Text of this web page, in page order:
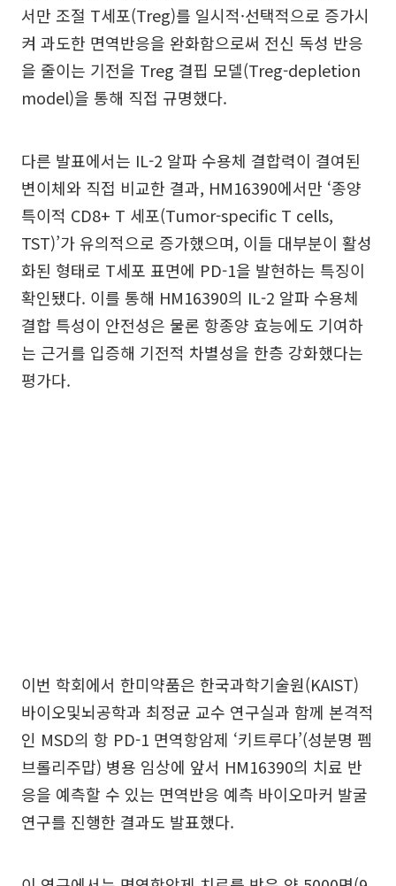
서만 조절 T세포(Treg)를 일시적·선택적으로 증가시
켜 과도한 면역반응을 완화함으로써 전신 독성 반응
을 줄이는 기전을 Treg 결핍 모델(Treg-depletion
model)을 통해 직접 규명했다.
다른 발표에서는 IL-2 알파 수용체 결합력이 결여된
변이체와 직접 비교한 결과, HM16390에서만 ‘종양
특이적 CD8+ T 세포(Tumor-specific T cells,
TST)’가 유의적으로 증가했으며, 이들 대부분이 활성
화된 형태로 T세포 표면에 PD-1을 발현하는 특징이
확인됐다. 이를 통해 HM16390의 IL-2 알파 수용체
결합 특성이 안전성은 물론 항종양 효능에도 기여하
는 근거를 입증해 기전적 차별성을 한층 강화했다는
평가다.
이번 학회에서 한미약품은 한국과학기술원(KAIST)
바이오및뇌공학과 최정균 교수 연구실과 함께 본격적
인 MSD의 항 PD-1 면역항암제 ‘키트루다’(성분명 펨
브롤리주맙) 병용 임상에 앞서 HM16390의 치료 반
응을 예측할 수 있는 면역반응 예측 바이오마커 발굴
연구를 진행한 결과도 발표했다.